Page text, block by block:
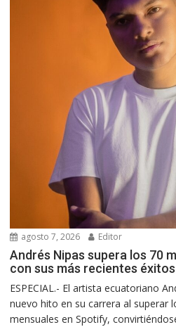
agosto 7, 2026 Editor
Andrés Nipas supera los 70
con sus más recientes éxitos
ESPECIAL.- El artista ecuatoriano
nuevo hito en su carrera al superar
mensuales en Spotify,